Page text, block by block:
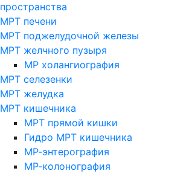
пространства
МРТ печени
МРТ поджелудочной железы
МРТ желчного пузыря
МР холангиография
МРТ селезенки
МРТ желудка
МРТ кишечника
МРТ прямой кишки
Гидро МРТ кишечника
МР-энтерография
МР-колонография